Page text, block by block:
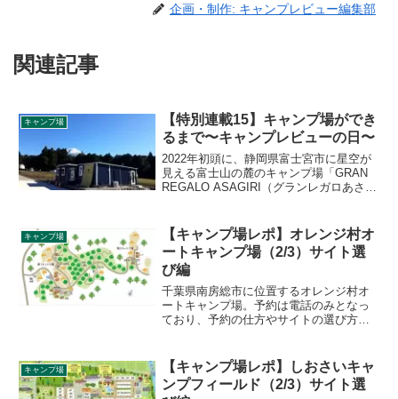
企画・制作: キャンプレビュー編集部
関連記事
キャンプ場
【特別連載15】キャンプ場ができ
るまで〜キャンプレビューの日〜
2022年初頭に、静岡県富士宮市に星空が
見える富士山の麓のキャンプ場「GRAN
REGALO ASAGIRI（グランレガロあさぎ
特別連載という形で密着取材させていた
だくことになりました。連載第15弾は、
無料ご招待したキャンプレビューの日の
様子についてご紹介します。
キャンプ場
【キャンプ場レポ】オレンジ村オ
ートキャンプ場（2/3）サイト選
び編
千葉県南房総市に位置するオレンジ村オ
ートキャンプ場。予約は電話のみとなっ
ており、予約の仕方やサイトの選び方に
約時の注意点など、詳細をレビューしま
す。
キャンプ場
【キャンプ場レポ】しおさいキャ
ンプフィールド（2/3）サイト選